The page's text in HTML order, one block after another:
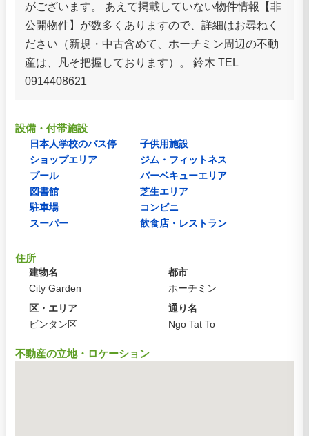
がございます。 あえて掲載していない物件情報【非
公開物件】が数多くありますので、詳細はお尋ねく
ださい（新規・中古含めて、ホーチミン周辺の不動
産は、凡そ把握しております）。 鈴木 TEL
0914408621
設備・付帯施設
日本人学校のバス停
子供用施設
ショップエリア
ジム・フィットネス
プール
バーベキューエリア
図書館
芝生エリア
駐車場
コンビニ
スーパー
飲食店・レストラン
住所
建物名
City Garden
都市
ホーチミン
区・エリア
ビンタン区
通り名
Ngo Tat To
不動産の立地・ロケーション